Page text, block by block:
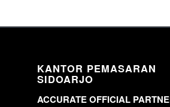
KANTOR PEMASARAN
SIDOARJO
ACCURATE OFFICIAL